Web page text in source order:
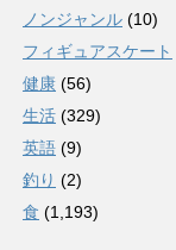
ノンジャンル (10)
フィギュアスケート
健康 (56)
生活 (329)
英語 (9)
釣り (2)
食 (1,193)